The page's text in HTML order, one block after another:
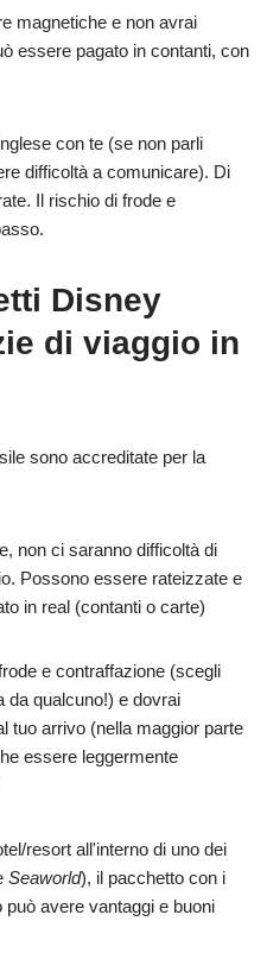
magnetiche e non avrai
essere pagato in contanti, con
con te (se non parli
difficoltà a comunicare). Di
Il rischio di frode e
Disney
di viaggio in
sono accreditate per la
non ci saranno difficoltà di
Possono essere rateizzate e
in real (contanti o carte)
e contraffazione (scegli
da qualcuno!) e dovrai
tuo arrivo (nella maggior parte
essere leggermente
resort all'interno di uno dei
Seaworld), il pacchetto con i
avere vantaggi e buoni